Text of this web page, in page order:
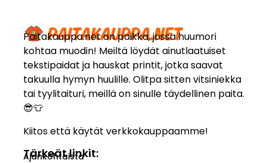
Paitakauppa.net on paikka, jossa huumori
kohtaa muodin! Meiltä löydät ainutlaatuiset
tekstipaidat ja hauskat printit, jotka saavat
takuulla hymyn huulille. Olitpa sitten vitsiniekka
tai tyylitaituri, meillä on sinulle täydellinen paita.
😎👕
Kiitos että käytät verkkokauppaamme!
Tärkeät linkit:
Ajankohtaista